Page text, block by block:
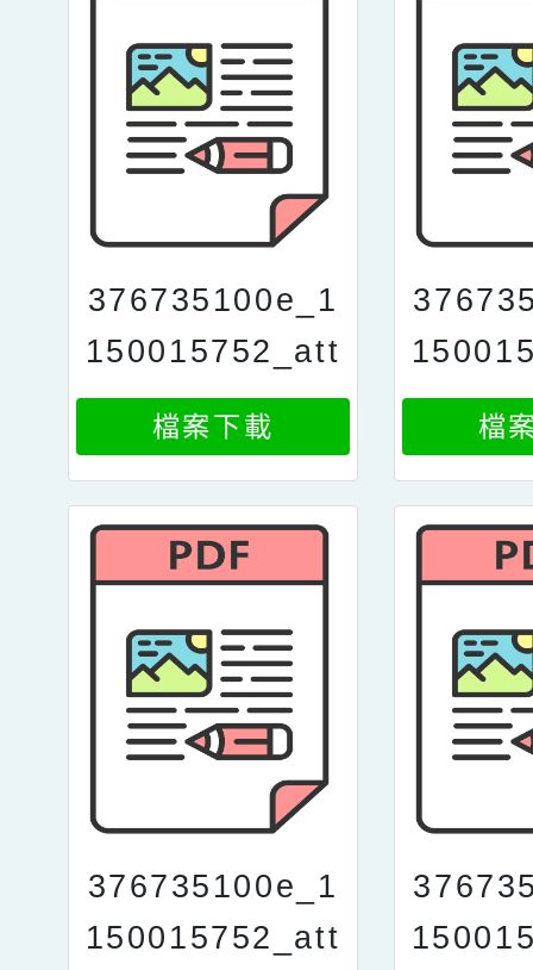
376735100e_1
150015752_att
ach1
檔案下載 檔
376735100e_1
150015752_att